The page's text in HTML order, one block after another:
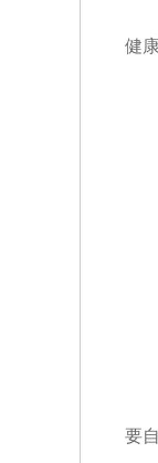
为
健
一
对
二
全
对
三
国
四
国
五
要